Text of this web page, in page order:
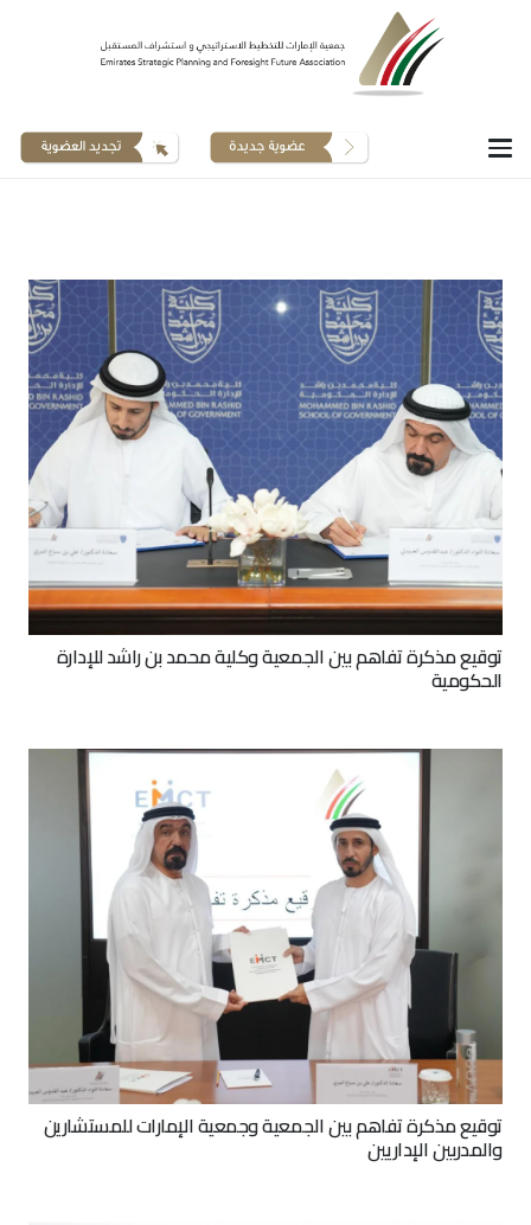
توقيع مذكرة تفاهم بين الجمعية وكلية محمد بن راشد للإدارة
الحكومية
توقيع مذكرة تفاهم بين الجمعية وجمعية الإمارات للمستشارين
والمدربين الإداريين